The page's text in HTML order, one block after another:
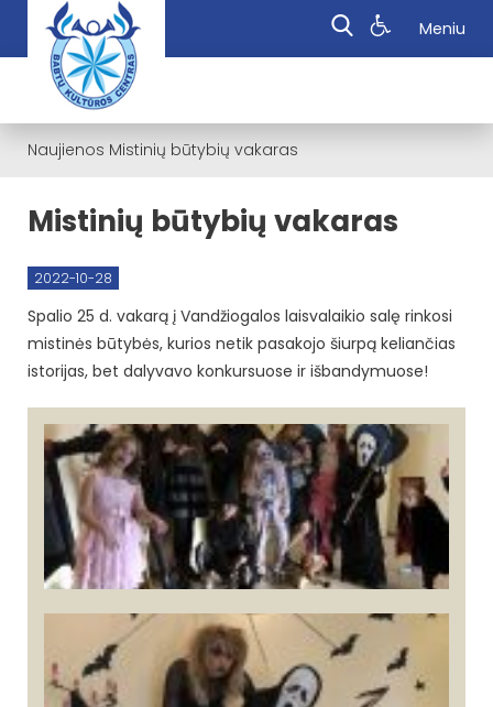
Meniu
Naujienos Mistinių būtybių vakaras
Mistinių būtybių vakaras
2022-10-28
Spalio 25 d. vakarą į Vandžiogalos laisvalaikio salę rinkosi
mistinės būtybės, kurios netik pasakojo šiurpą keliančias
istorijas, bet dalyvavo konkursuose ir išbandymuose!